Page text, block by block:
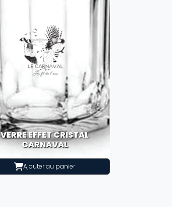
VERRE EFFET CRISTAL
CARNAVAL
Ajouter au panier